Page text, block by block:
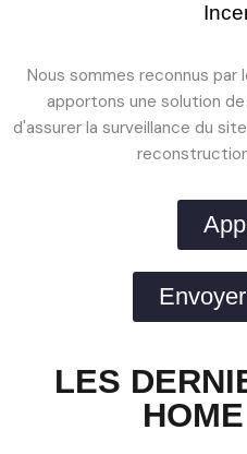
Nous sommes reconnus
apportons une solution
d'assurer la surveillance du
LES